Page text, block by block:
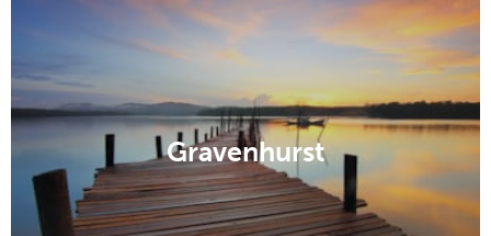
Gravenhurst